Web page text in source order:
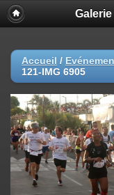
Accueil /
121-IMG 6905